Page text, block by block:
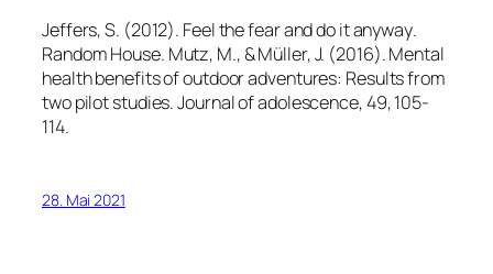
Jeffers, S. (2012). Feel the fear and do it anyway.
Random House. Mutz, M., & Müller, J. (2016). Mental
health benefits of outdoor adventures: Results from
two pilot studies.Journal of adolescence,49, 105-
114.
28. Mai 2021